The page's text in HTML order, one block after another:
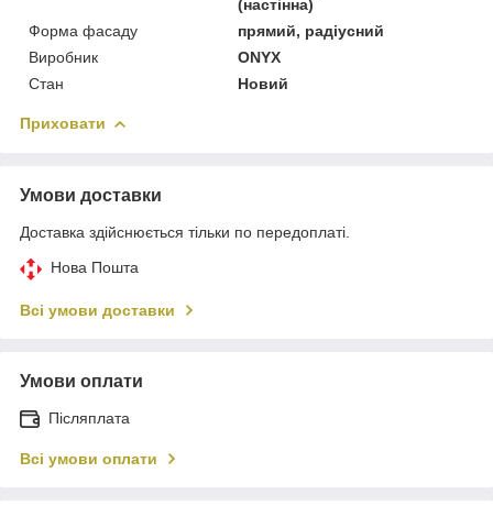
(настінна)
Форма фасаду
прямий, радіусний
Виробник
ONYX
Стан
Новий
Приховати
Умови доставки
Доставка здійснюється тільки по передоплаті.
Нова Пошта
Всі умови доставки
Умови оплати
Післяплата
Всі умови оплати